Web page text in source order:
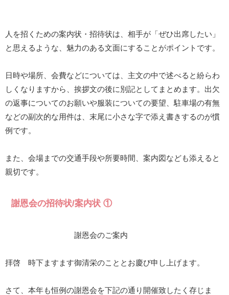
人を招くための案内状・招待状は、相手が「ぜひ出席したい」
と思えるような、魅力のある文面にすることがポイントです。
日時や場所、会費などについては、主文の中で述べると紛らわ
しくなりますから、挨拶文の後に別記としてまとめます。出欠
の返事についてのお願いや服装についての要望、駐車場の有無
などの副次的な用件は、末尾に小さな字で添え書きするのが慣
例です。
また、会場までの交通手段や所要時間、案内図なども添えると
親切です。
謝恩会の招待状/案内状 ①
謝恩会のご案内
拝啓 時下ますます御清栄のこととお慶び申し上げます。
さて、本年も恒例の謝恩会を下記の通り開催致したく存じま